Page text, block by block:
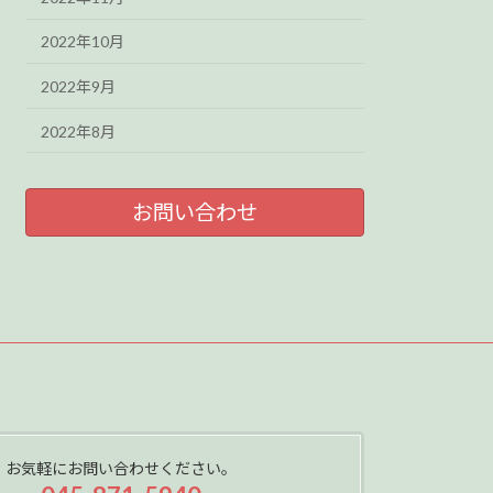
2022年10月
2022年9月
2022年8月
お問い合わせ
お気軽にお問い合わせください。